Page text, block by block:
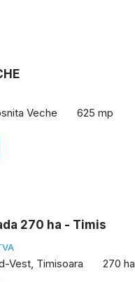
Veche 625 mp
270 ha - Timis
Vest, Timisoara 270 ha